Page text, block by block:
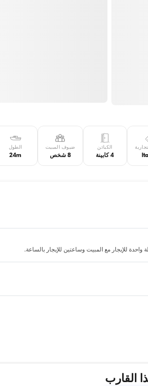
الكبائن
4 كابينة
ضيوف المبيت
8 شخص
الطول
24m
للإيجار مع المبيت وساعتين للإيجار بالساعة.
القارب